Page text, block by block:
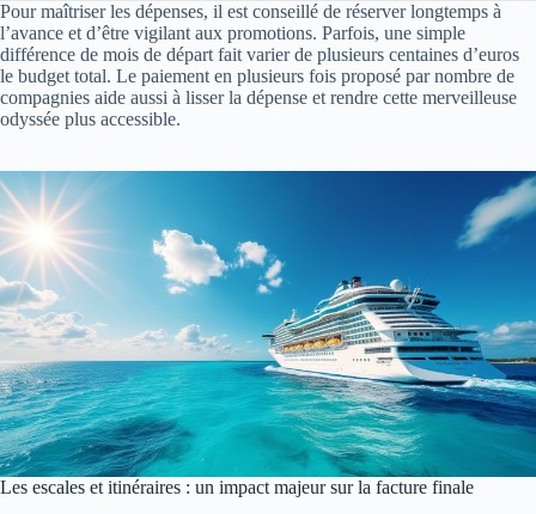
Pour maîtriser les dépenses, il est conseillé de réserver longtemps à
l’avance et d’être vigilant aux promotions. Parfois, une simple
différence de mois de départ fait varier de plusieurs centaines d’euros
le budget total. Le paiement en plusieurs fois proposé par nombre de
compagnies aide aussi à lisser la dépense et rendre cette merveilleuse
odyssée plus accessible.
Les escales et itinéraires : un impact majeur sur la facture finale